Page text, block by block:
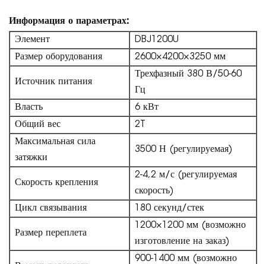
Информация о параметрах:
Элемент
DBJ1200U
Размер оборудования
2600×4200×3250 мм
Источник питания
Трехфазный 380 В/50-60
Гц
Власть
6 кВт
Общий вес
2T
Максимальная сила
затяжки
3500 Н (регулируемая)
Скорость крепления
2-4,2 м/с (регулируемая
скорость)
Цикл связывания
180 секунд/стек
Размер переплета
1200×1200 мм (возможно
изготовление на заказ)
900-1400 мм (возможно